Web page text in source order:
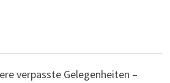
verpasste Gelegenheiten –